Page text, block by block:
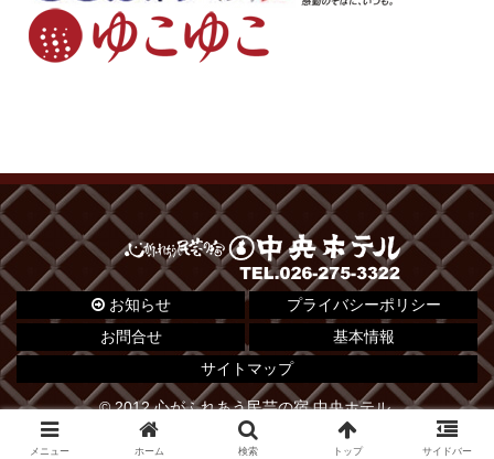
お知らせ
プライバシーポリシー
お問合せ
基本情報
サイトマップ
© 2012 心がふれあう民芸の宿 中央ホテル.
メニュー ホーム 検索 トップ サイドバー